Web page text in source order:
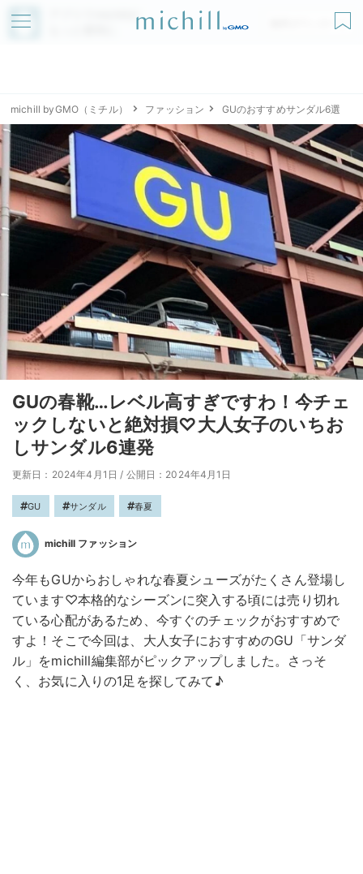
アプリでmichillが
無料ダウンロード
michill byGMO（ミチル） ファッション GUのおすすめサンダル6選
GUの春靴…レベル高すぎですわ！今チェ
ックしないと絶対損♡大人女子のいちお
しサンダル6連発
更新日：2024年4月1日 / 公開日：2024年4月1日
GU サンダル 春夏
michill ファッション
今年もGUからおしゃれな春夏シューズがたくさん登場し
ています♡本格的なシーズンに突入する頃には売り切れ
ている心配があるため、今すぐのチェックがおすすめで
すよ！そこで今回は、大人女子におすすめのGU「サンダ
ル」をmichill編集部がピックアップしました。さっそ
く、お気に入りの1足を探してみて♪